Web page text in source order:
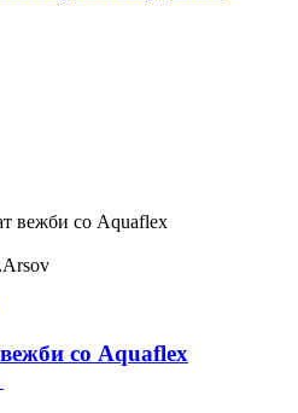
со Aquaflex